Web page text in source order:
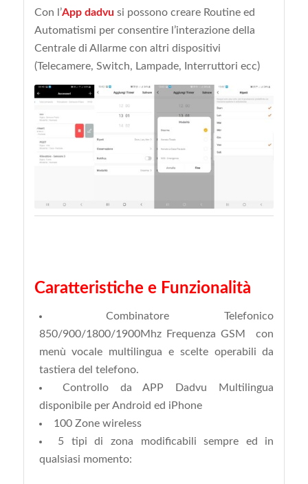
Con l’App dadvu si possono creare Routine ed
Automatismi per consentire l’interazione della
Centrale di Allarme con altri dispositivi
(Telecamere, Switch, Lampade, Interruttori ecc)
Caratteristiche e Funzionalità
Combinatore Telefonico
850/900/1800/1900Mhz Frequenza GSM con
menù vocale multilingua e scelte operabili da
tastiera del telefono.
Controllo da APP Dadvu Multilingua
disponibile per Android ed iPhone
100 Zone wireless
5 tipi di zona modificabili sempre ed in
qualsiasi momento: